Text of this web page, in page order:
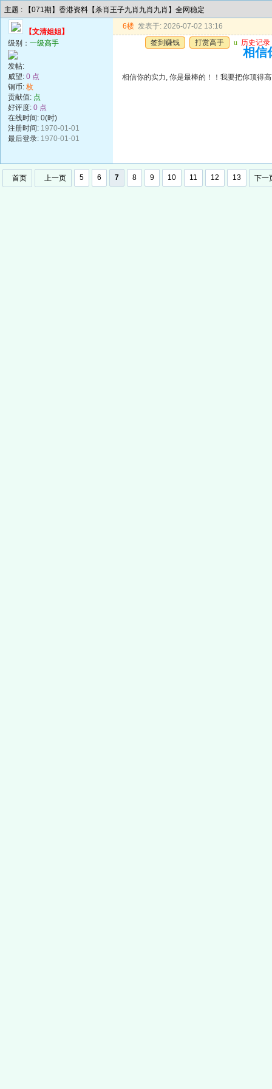
主题 : 【071期】香港资料【杀肖王子九肖九肖九肖】全网稳定
【文清姐姐】
级别： 一级高手
发帖:
威望: 0 点
铜币: 枚
贡献值: 点
好评度: 0 点
在线时间: 0(时)
注册时间: 1970-01-01
最后登录: 1970-01-01
6楼 发表于: 2026-07-02 13:16
签到赚钱
打赏高手 u 历史记录
相信
相信你的实力, 你是最棒的！！我要把你顶得
首页 上一页 5 6 7 8 9 10 11 12 13 下一